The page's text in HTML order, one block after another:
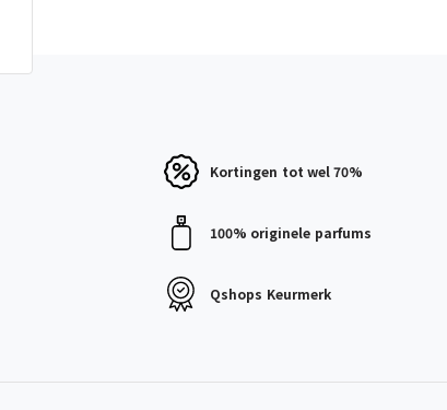
Kortingen tot wel 70%
100% originele parfums
Qshops Keurmerk